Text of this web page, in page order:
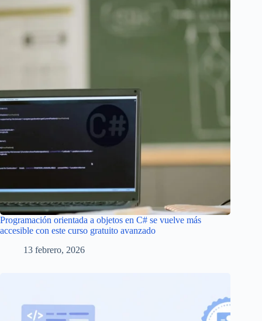
Programación orientada a objetos en C# se vuelve más
accesible con este curso gratuito avanzado
13 febrero, 2026